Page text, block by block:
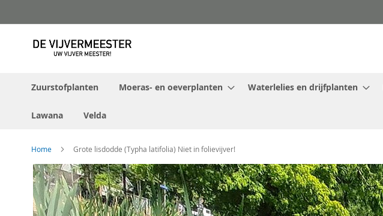
naar
inhoud
Zuurstofplanten Moeras- en oeverplanten Waterlelies en drijfplanten
Lawana Velda
Home Grote lisdodde (Typha latifolia) Niet in folievijver!
Ga
naar
het
einde